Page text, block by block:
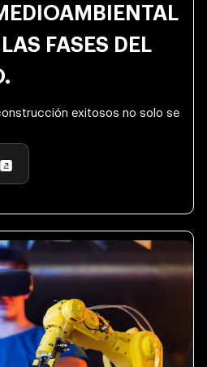
FASES DEL
exitosos no solo se